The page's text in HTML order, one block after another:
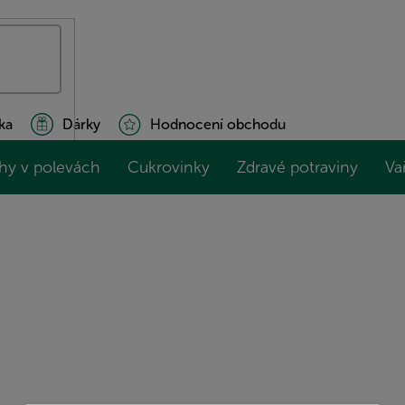
Dárky Hodnocení obchodu
v polevách Cukrovinky Zdravé potraviny